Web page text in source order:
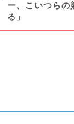
ー、こいつらの
る」